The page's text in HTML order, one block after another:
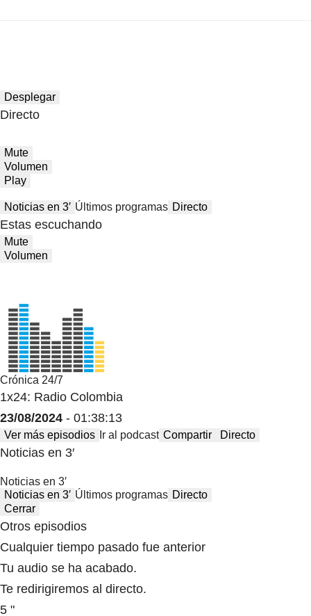
Desplegar
Directo
Mute
Volumen
Play
Noticias en 3′ Últimos programas Directo
Estas escuchando
Mute
Volumen
Crónica 24/7
1x24: Radio Colombia
23/08/2024 - 01:38:13
Ver más episodios Ir al podcast Compartir Directo
Noticias en 3′
Noticias en 3′
Noticias en 3′ Últimos programas Directo
Cerrar
Otros episodios
Cualquier tiempo pasado fue anterior
Tu audio se ha acabado.
Te redirigiremos al directo.
5 "